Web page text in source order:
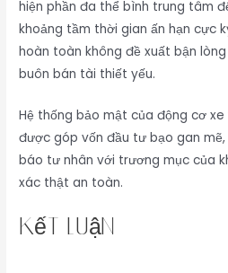
hiện phần đa thể bình trung tâm
khoảng tầm thời gian ấn hạn cực
hoàn toàn không đề xuất bận
buôn bán tài thiết yếu.
Hệ thống bảo mật của động cơ
được góp vốn đầu tư bạo gan
báo tư nhân với trương mục của
xác thật an toàn.
kết luận